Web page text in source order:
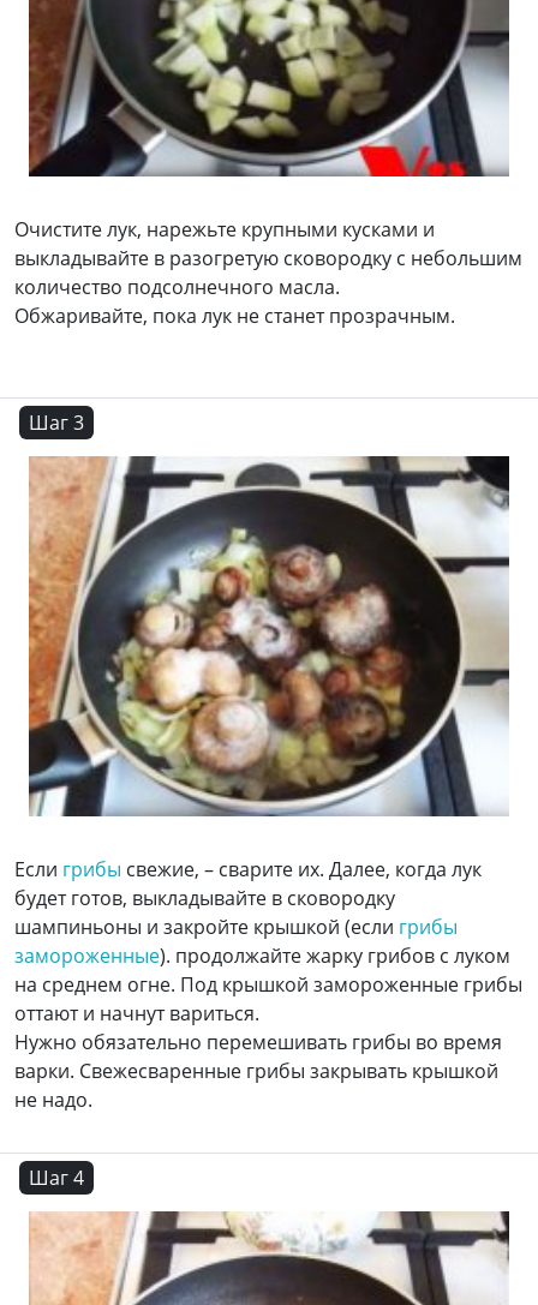
Очистите лук, нарежьте крупными кусками и
выкладывайте в разогретую сковородку с небольшим
количество подсолнечного масла.
Обжаривайте, пока лук не станет прозрачным.
Шаг 3
Если грибы свежие, – сварите их. Далее, когда лук
будет готов, выкладывайте в сковородку
шампиньоны и закройте крышкой (если грибы
замороженные). продолжайте жарку грибов с луком
на среднем огне. Под крышкой замороженные грибы
оттают и начнут вариться.
Нужно обязательно перемешивать грибы во время
варки. Свежесваренные грибы закрывать крышкой
не надо.
Шаг 4